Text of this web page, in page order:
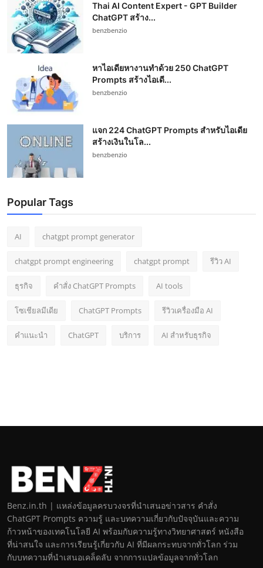
Thai AI Content Expert - GPT Builder
ChatGPT สร้าง...
benzbenzio
หาไอเดียหางานทำด้วย 250 ChatGPT
Prompts สร้างไอเดี...
benzbenzio
แจก 224 ChatGPT Prompts สำหรับไอเดีย
สร้างเงินในโล...
benzbenzio
Popular Tags
AI chatgpt prompt generator
chatgpt prompt engineering chatgpt prompt รีวิว AI
ธุรกิจ คำสั่ง ChatGPT Prompts AI tools
โซเชียลมีเดีย ChatGPT Prompts รีวิวเครื่องมือ AI
คำแนะนำ ChatGPT บริการ AI สำหรับธุรกิจ
Benz.in.th | แหล่งข้อมูลครบวงจรที่นำเสนอข่าวสาร คำสั่ง
ChatGPT Prompts ความรู้ และบทความเกี่ยวกับปัจจุบันและความ
ก้าวหน้าของเทคโนโลยี AI พร้อมกับความรู้ทางวิทยาศาสตร์ หนังสือ
ที่น่าสนใจ และการเรียนรู้เกี่ยวกับ AI ที่มีผลกระทบจากทั่วโลก ร่วม
กับบทความที่นำเสนอเคล็ดลับ จากการแปลข้อมูลจากทั่วโลก